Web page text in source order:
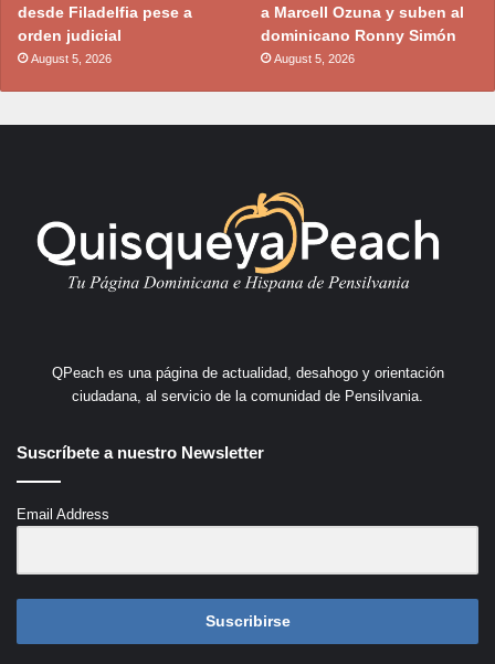
desde Filadelfia pese a
orden judicial
August 5, 2026
a Marcell Ozuna y suben al
dominicano Ronny Simón
August 5, 2026
QPeach es una página de actualidad, desahogo y orientación
ciudadana, al servicio de la comunidad de Pensilvania.
Suscríbete a nuestro Newsletter
Email Address
Suscribirse